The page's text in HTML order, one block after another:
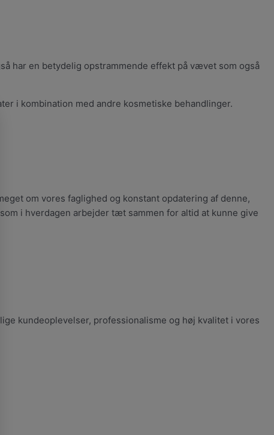
har en betydelig opstrammende effekt på vævet som også
i kombination med andre kosmetiske behandlinger.
om vores faglighed og konstant opdatering af denne,
i hverdagen arbejder tæt sammen for altid at kunne give
kundeoplevelser, professionalisme og høj kvalitet i vores